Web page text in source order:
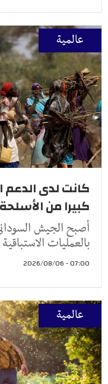
عالمية
كانت لدى الدعم
كبيرا من
أصبح الجيش
بالعمليات
07:00 - 2026/08/06
عالمية